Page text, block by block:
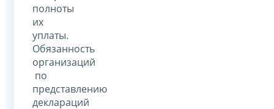
полноты
их
уплаты.
Обязанность
организаций
по
представлению
деклараций